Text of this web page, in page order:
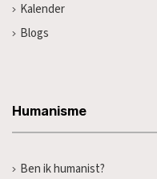
Kalender
Blogs
Humanisme
Ben ik humanist?